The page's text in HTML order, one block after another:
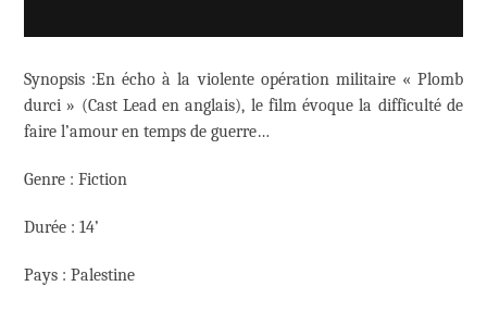
Synopsis :En écho à la violente opération militaire « Plomb
durci » (Cast Lead en anglais), le film évoque la difficulté de
faire l’amour en temps de guerre…
Genre : Fiction
Durée : 14’
Pays : Palestine